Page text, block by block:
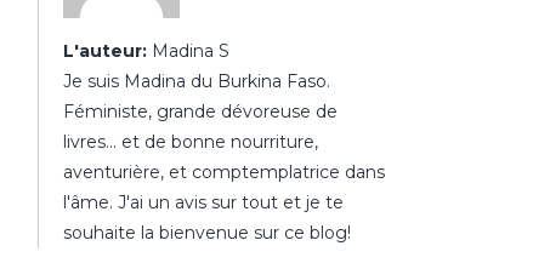
L'auteur:Madina S
Je suis Madina du Burkina Faso.
Féministe, grande dévoreuse de
livres… et de bonne nourriture,
aventurière, et comptemplatrice dans
l'âme. J'ai un avis sur tout et je te
souhaite la bienvenue sur ce blog!